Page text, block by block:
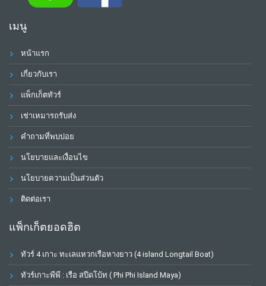
เมนู
หน้าแรก
เกี่ยวกับเรา
แพ็กเก็ตทัวร์
เช่าเหมารถรับส่ง
คำถามที่พบบ่อย
นโยบายและเงื่อนไข
นโยบายความเป็นส่วนตัว
ติดต่อเรา
แพ็กเก็ตยอดฮิต
ทัวร์ 4 เกาะ ทะเลแหวกเรือหางยาว (4 island Longtail Boat)
ทัวร์เกาะพีพี : เรือ สปีดโบ้ท ( Phi Phi Island Maya)